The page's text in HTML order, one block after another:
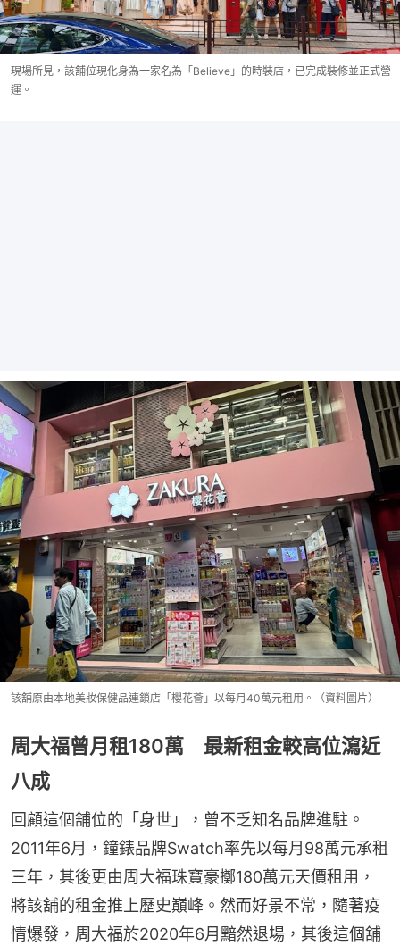
現場所見，該舖位現化身為一家名為「Believe」的時裝店，已完成裝修並正式營
運。
該舖原由本地美妝保健品連鎖店「櫻花薈」以每月40萬元租用。（資料圖片）
周大福曾月租180萬 最新租金較高位瀉近
八成
回顧這個舖位的「身世」，曾不乏知名品牌進駐。
2011年6月，鐘錶品牌Swatch率先以每月98萬元承租
三年，其後更由周大福珠寶豪擲180萬元天價租用，
將該舖的租金推上歷史巔峰。然而好景不常，隨著疫
情爆發，周大福於2020年6月黯然退場，其後這個舖